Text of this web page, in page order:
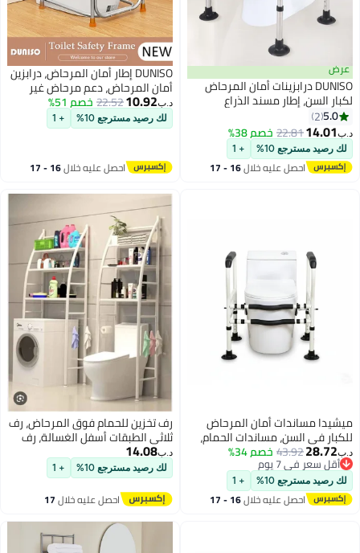
عرض
DUNISO درابزينات أمان المرحاض
لكبار السن، إطار مسند الذراع
للمرحاض، درابزينات المرحاض مع
مقابض، تصميم كوب شفط، عرض
وارتفاع قابلان للتعديل، مضادة
للانزلاق ومتينة، سعة تحمل قوية،
لكبار السن، الحوامل، ذوي الاحتياجات
5.0
2
د.ب‏14.01
22.81خصم 38%
لك رصيد مسترجع 10% + 1
احصل عليه خلال 16 - 17
DUNISO إطار أمان المرحاض، درابزين
أمان المرحاض، دعم مرحاض غير
قابل للانزلاق، درابزين مرحاض مقاوم
للماء والصدأ مع مساند للذراعين
لكبار السن وذوي الاحتياجات الخاصة
د.ب‏10.92
22.52خصم 51%
لك رصيد مسترجع 10% + 1
احصل عليه خلال 16 - 17
ميشيدا مساندات أمان المرحاض
للكبار في السن، مساندات الحمام،
إطار مساند المرحاض القابل لضبط
العرض والارتفاع، دعم معزز للأشخاص
ذوي الإعاقة
د.ب‏28.72
43.92خصم 34%
أقل سعر في 7 يوم
أقل سعر في 7 يوم
لك رصيد مسترجع 10% + 1
احصل عليه خلال 16 - 17
رف تخزين للحمام فوق المرحاض، رف
ثلاثي الطبقات أسفل الغسالة، رف
حمام، منظم رفوف المرحاض، رف
تخزين المناشف، حامل زاوية
للمرحاض
د.ب‏14.08
لك رصيد مسترجع 10% + 1
احصل عليه خلال17